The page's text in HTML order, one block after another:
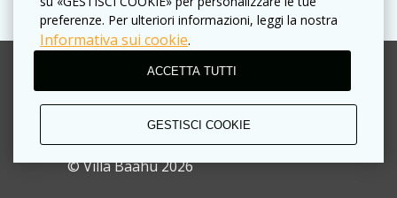
preferenze. Per ulteriori informazioni, leggi la nostra
Informativa sui cookie.
ACCETTA TUTTI
GESTISCI COOKIE
© Villa Baahu 2026
Termini di utilizzo
Informativa sulla privacy
Regole Aziendali